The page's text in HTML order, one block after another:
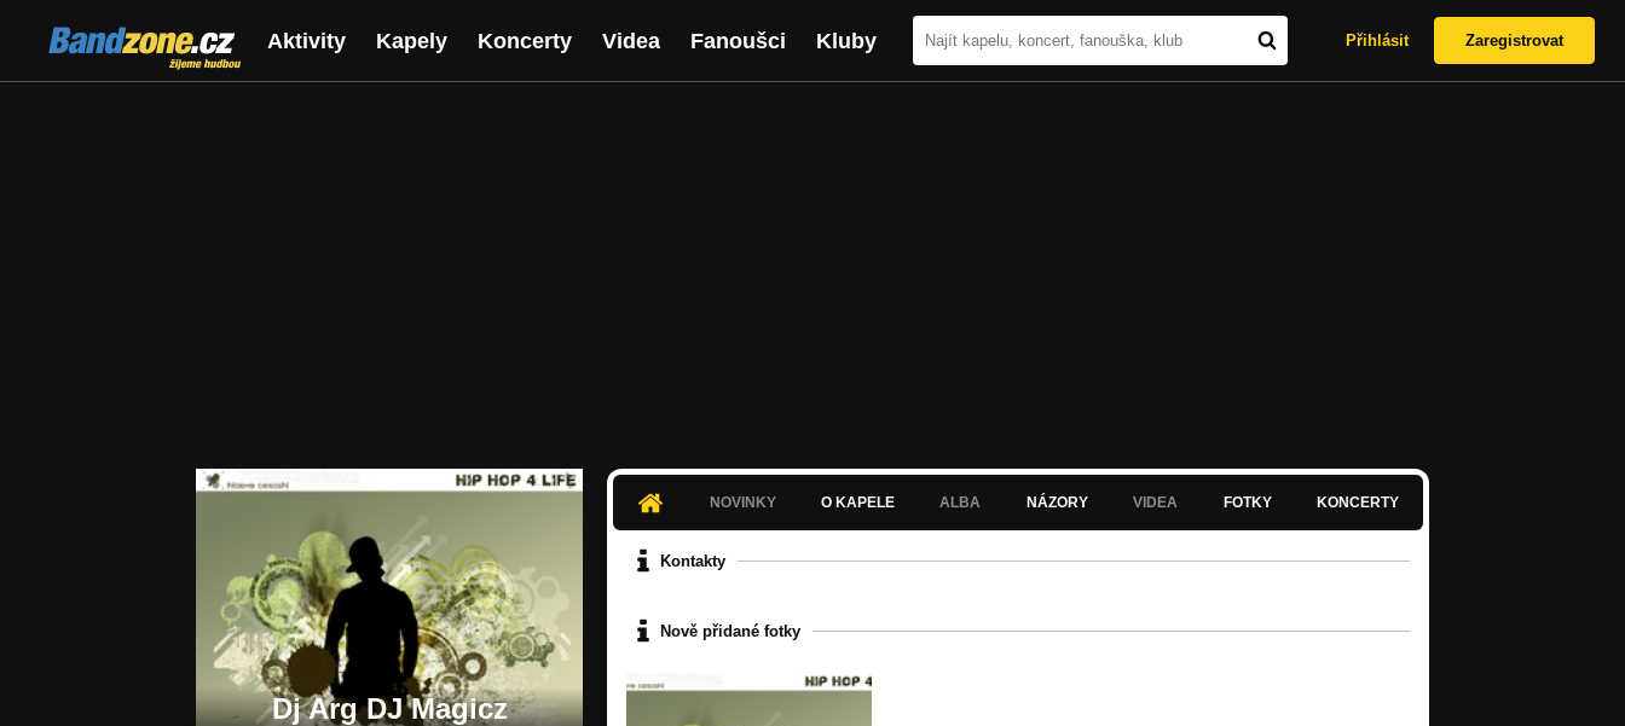
Bandzone.cz
žijeme hudbou
Aktivity Kapely Koncerty Videa Fanoušci Kluby Přihlásit Zaregistrovat
Dj Arg DJ Magicz
NOVINKY O KAPELE ALBA NÁZORY VIDEA FOTKY KONCERTY
Kontakty
Nově přidané fotky